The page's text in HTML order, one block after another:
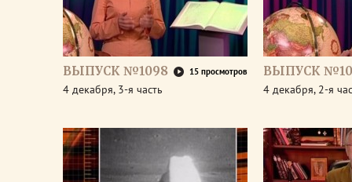
ВЫПУСК №1098 15 просмотров
4 декабря, 3-я часть
ВЫПУСК
4 декабря, 2-я